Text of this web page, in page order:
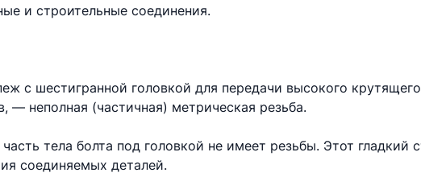
и строительные соединения.
с шестигранной головкой для передачи высокого
— неполная (частичная) метрическая резьба.
тела болта под головкой не имеет резьбы. Этот
соединяемых деталей.